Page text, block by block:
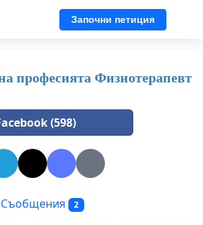
Започни петиция
професията Физиотерапевт
(598)
Съобщения 2